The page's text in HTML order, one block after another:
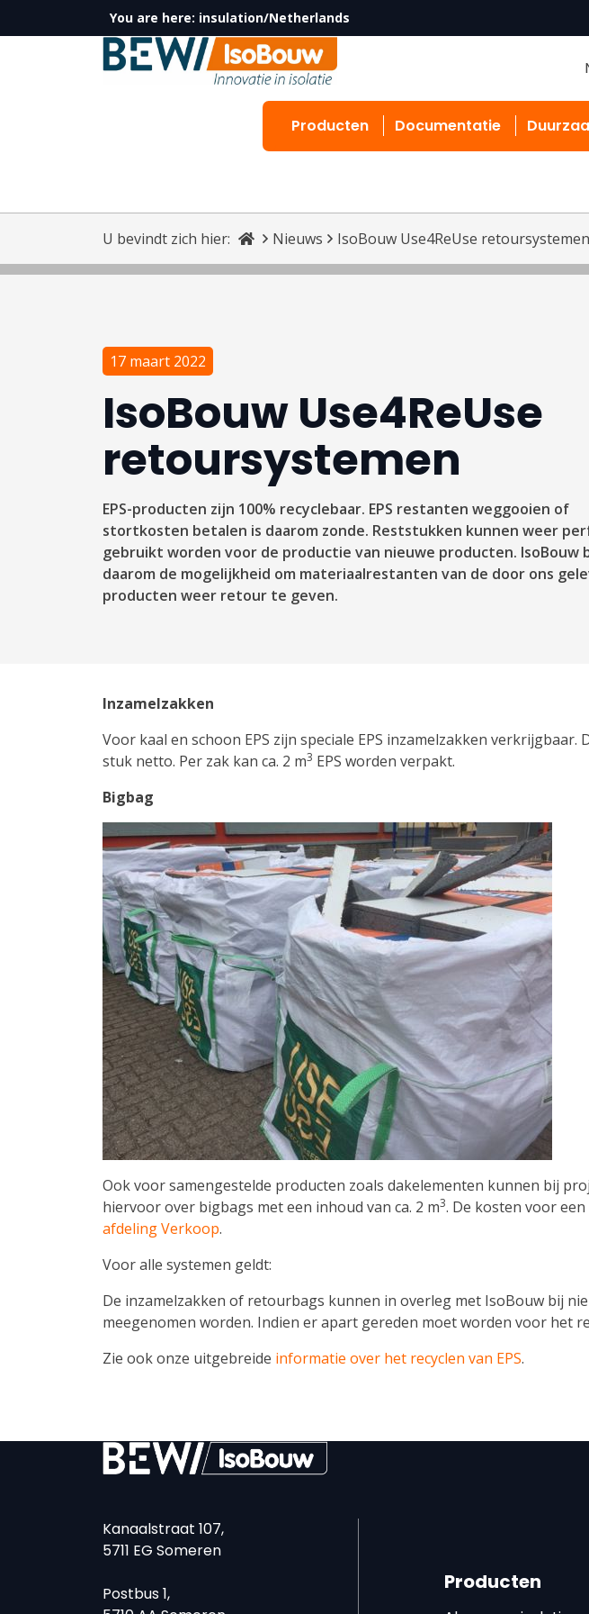
You are here: insulation/Netherlands
Producten Documentatie
U bevindt zich hier: Nieuws IsoBouw Use4ReUse retoursystemen
17 maart 2022
IsoBouw Use4ReUse
retoursystemen
EPS-producten zijn 100% recyclebaar. EPS restanten weggooien of
stortkosten betalen is daarom zonde. Reststukken kunnen weer
gebruikt worden voor de productie van nieuwe producten. IsoBouw
daarom de mogelijkheid om materiaalrestanten van de door ons
producten weer retour te geven.
Inzamelzakken
Voor kaal en schoon EPS zijn speciale EPS inzamelzakken
stuk netto. Per zak kan ca. 2 m3 EPS worden verpakt.
Bigbag
Ook voor samengestelde producten zoals dakelementen kunnen bij
hiervoor over bigbags met een inhoud van ca. 2 m3. De kosten voor
afdeling Verkoop.
Voor alle systemen geldt:
De inzamelzakken of retourbags kunnen in overleg met IsoBouw bij
meegenomen worden. Indien er apart gereden moet worden voor het
Zie ook onze uitgebreide informatie over het recyclen van EPS.
Kanaalstraat 107,
5711 EG Someren
Postbus 1,
Producten